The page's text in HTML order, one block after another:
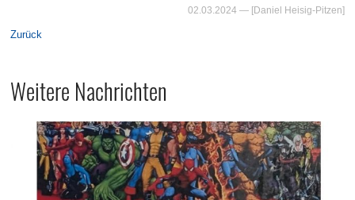
02.03.2024 — [Daniel Heisig-Pitzen]
Zurück
Weitere Nachrichten